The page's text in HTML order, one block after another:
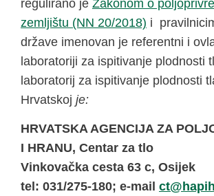
regulirano je Zakonom o
zemljištu (NN 20/2018) i
države imenovan je referentni i
laboratoriji za ispitivanje plodnosti
laboratorij za ispitivanje plodnosti
Hrvatskoj je:
HRVATSKA AGENCIJA ZA
I HRANU, Centar za tlo
Vinkovačka cesta 63 c, Osijek
tel: 031/275-180; e-mail @tc